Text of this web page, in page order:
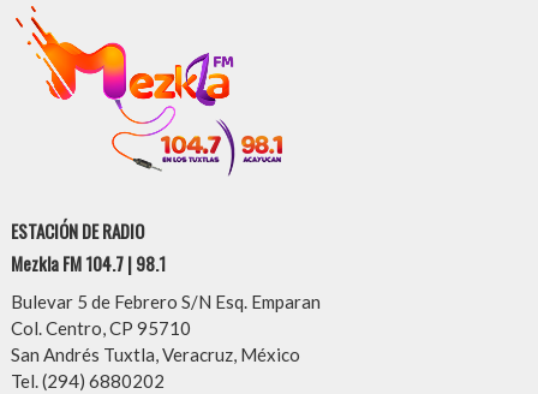
ESTACIÓN DE RADIO
Mezkla FM 104.7 | 98.1
Bulevar 5 de Febrero S/N Esq. Emparan
Col. Centro, CP 95710
San Andrés Tuxtla, Veracruz, México
Tel. (294) 6880202